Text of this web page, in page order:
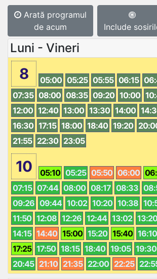
Arată programul
de acum
Include
Luni - Vineri
8 05:00 05:25 05:55 06:15
07:35 08:00 08:35 09:20 10:00
12:00 12:40 13:00 13:30 14:00
16:30 17:15 18:00 18:40 19:20
21:55 22:30 23:05
10 05:10 05:25 05:50 06:00
07:15 07:44 08:00 08:17 08:33
09:26 09:44 10:02 10:20 10:38
11:50 12:08 12:26 12:44 13:02 13:20
14:15 14:40 15:00 15:20 15:40 16:10
17:25 17:50 18:15 18:40 19:05 19:30
20:45 21:10 21:35 22:00 22:25